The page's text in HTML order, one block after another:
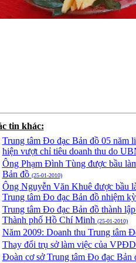
tin khác:
Trung tâm Đo đạc Bản đồ 05 năm
hiện vượt chỉ tiêu doanh thu do
Ông Phạm Đình Tùng được bầu
Bản đồ (25-01-2010)
Ông Nguyễn Văn Khuê được bầu
Trung tâm Đo đạc Bản đồ nhiệm
Trung tâm Đo đạc Bản đồ thành
Thành phố Hồ Chí Minh (25-01-2010)
Năm 2009: Doanh thu Trung tâm
Thay đổi trụ sở làm việc của
Đoàn cơ sở Trung tâm Đo đạc Bản